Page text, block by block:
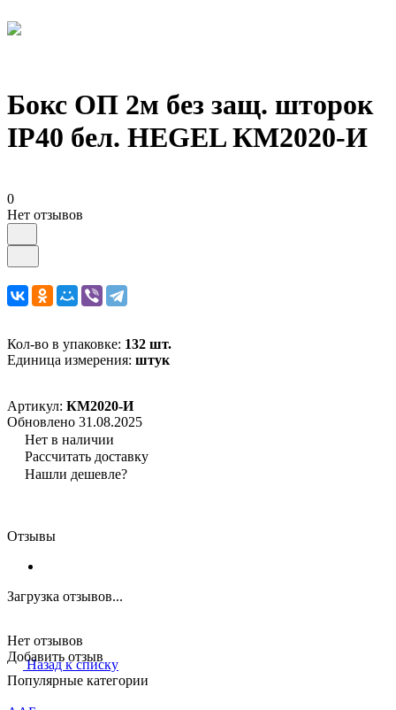
Бокс ОП 2м без защ. шторок
IP40 бел. HEGEL КМ2020-И
0
Нет отзывов
Кол-во в упаковке: 132 шт.
Единица измерения: штук
Артикул: КМ2020-И
Обновлено 31.08.2025
Нет в наличии
Рассчитать доставку
Нашли дешевле?
Отзывы
Загрузка отзывов...
Нет отзывов
Добавить отзыв
Назад к списку
Популярные категории